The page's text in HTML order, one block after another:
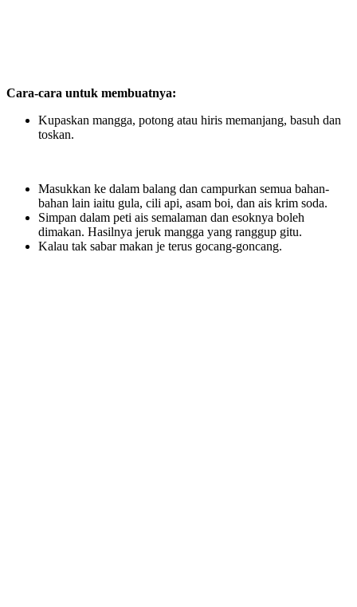
Cara-cara untuk membuatnya:
Kupaskan mangga, potong atau hiris memanjang, basuh dan
toskan.
Masukkan ke dalam balang dan campurkan semua bahan-
bahan lain iaitu gula, cili api, asam boi, dan ais krim soda.
Simpan dalam peti ais semalaman dan esoknya boleh
dimakan. Hasilnya jeruk mangga yang ranggup gitu.
Kalau tak sabar makan je terus gocang-goncang.